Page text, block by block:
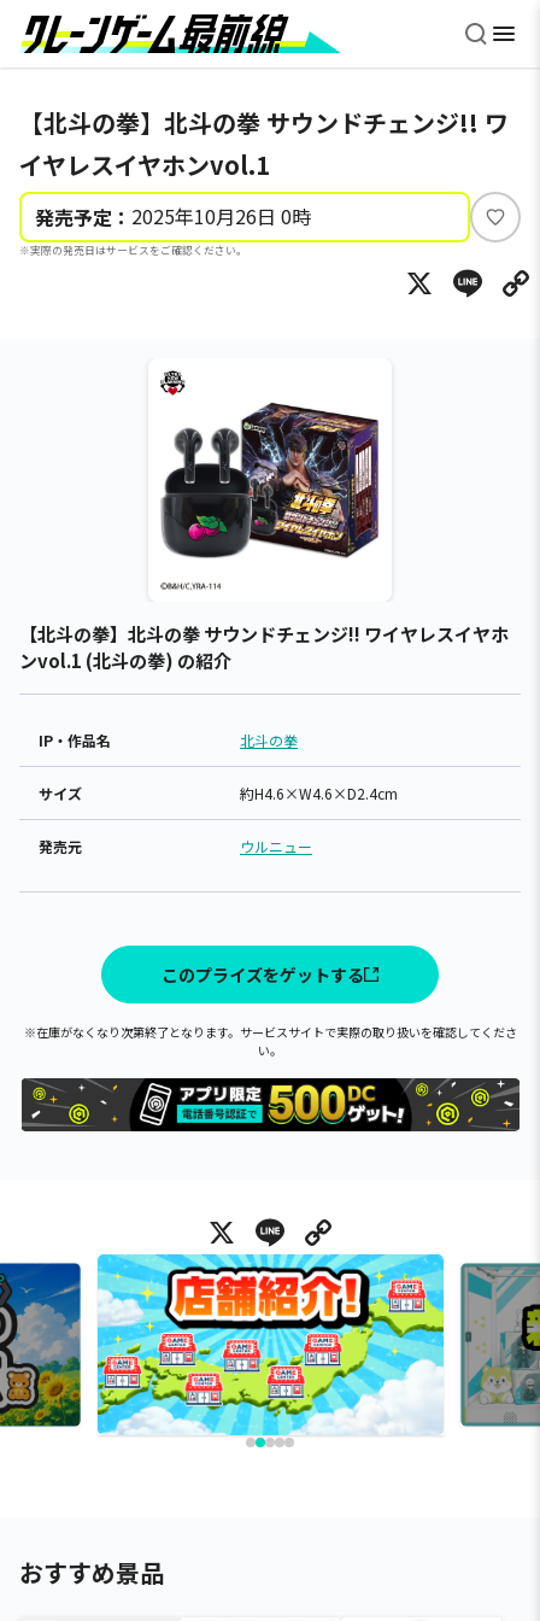
【北斗の拳】北斗の拳 サウンドチェンジ!! ワ
イヤレスイヤホンvol.1
発売予定： 2025年10月26日 0時
※実際の発売日はサービスをご確認ください。
い
ね
X
【北斗の拳】北斗の拳 サウンドチェンジ!! ワイヤレスイヤホ
ンvol.1 (北斗の拳) の紹介
IP・作品名 北斗の拳
サイズ 約H4.6×W4.6×D2.4cm
発売元 ウルニュー
このプライズをゲットする
※在庫がなくなり次第終了となります。サービスサイトで実際の取り扱いを確認してくださ
い。
X Line
おすすめ景品